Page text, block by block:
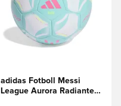
adidas Fotboll Messi
League Aurora Radiante -